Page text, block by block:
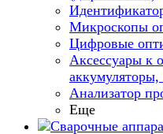
Микроскопы
Цифровые
Аксессуары к
Анализатор
Еще